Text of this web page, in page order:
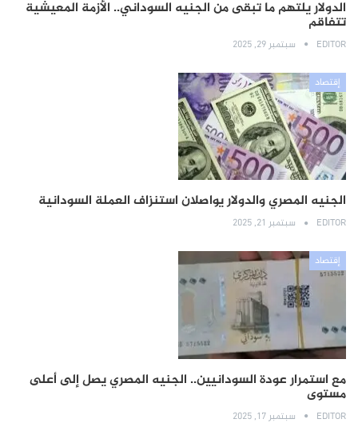
الدولار يلتهم ما تبقى من الجنيه السوداني.. الأزمة المعيشية
تتفاقم
EDITOR سبتمبر 29, 2025
إقتصاد
الجنيه المصري والدولار يواصلان استنزاف العملة السودانية
EDITOR سبتمبر 21, 2025
إقتصاد
مع استمرار عودة السودانيين.. الجنيه المصري يصل إلى أعلى
مستوى
EDITOR سبتمبر 17, 2025